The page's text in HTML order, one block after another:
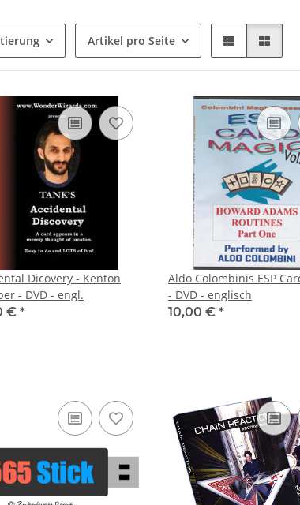
Artikel pro Seite
Dicovery - Kenton
- DVD - engl.
€ *
Aldo Colombinis ESP Card magic
- DVD - englisch
10,00 € *